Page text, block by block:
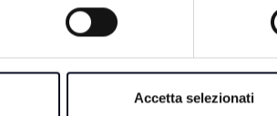
Accetta selezionati